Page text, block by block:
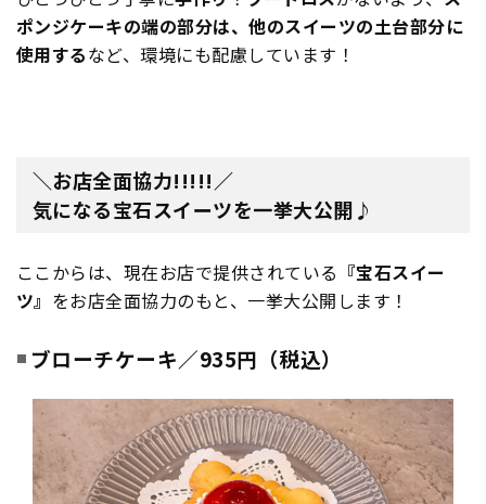
ポンジケーキの端の部分は、他のスイーツの土台部分に
使用するなど、環境にも配慮しています！
＼お店全面協力!!!!!／
気になる宝石スイーツを一挙大公開♪
ここからは、現在お店で提供されている 『宝石スイー
ツ』 をお店全面協力のもと、一挙大公開します！
ブローチケーキ／935円（税込）